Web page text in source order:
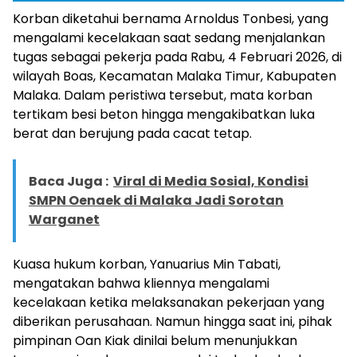
Korban diketahui bernama Arnoldus Tonbesi, yang
mengalami kecelakaan saat sedang menjalankan
tugas sebagai pekerja pada Rabu, 4 Februari 2026, di
wilayah Boas, Kecamatan Malaka Timur, Kabupaten
Malaka. Dalam peristiwa tersebut, mata korban
tertikam besi beton hingga mengakibatkan luka
berat dan berujung pada cacat tetap.
Baca Juga : Viral di Media Sosial, Kondisi
SMPN Oenaek di Malaka Jadi Sorotan
Warganet
Kuasa hukum korban, Yanuarius Min Tabati,
mengatakan bahwa kliennya mengalami
kecelakaan ketika melaksanakan pekerjaan yang
diberikan perusahaan. Namun hingga saat ini, pihak
pimpinan Oan Kiak dinilai belum menunjukkan